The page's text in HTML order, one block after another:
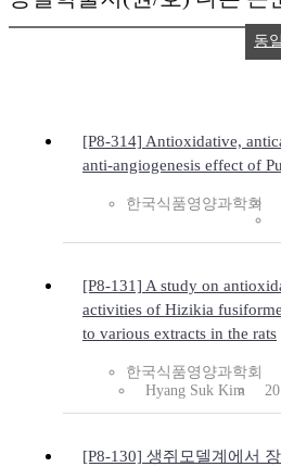
[P8-314] Antioxidative,
anti-angiogenesis effect of
한국식품영양과학회
[P8-131] A study on
activities of Hizikia
to various extracts in the rats
한국식품영양과학회
Hyang Suk Kim
[P8-130] 생쥐모델계에서
동